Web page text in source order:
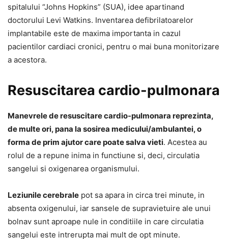
spitalului “Johns Hopkins” (SUA), idee apartinand
doctorului Levi Watkins. Inventarea defibrilatoarelor
implantabile este de maxima importanta in cazul
pacientilor cardiaci cronici, pentru o mai buna monitorizare
a acestora.
Resuscitarea cardio-pulmonara
Manevrele de resuscitare cardio-pulmonara reprezinta,
de multe ori, pana la sosirea medicului/ambulantei, o
forma de prim ajutor care poate salva vieti. Acestea au
rolul de a repune inima in functiune si, deci, circulatia
sangelui si oxigenarea organismului.
Leziunile cerebrale pot sa apara in circa trei minute, in
absenta oxigenului, iar sansele de supravietuire ale unui
bolnav sunt aproape nule in conditiile in care circulatia
sangelui este intrerupta mai mult de opt minute.